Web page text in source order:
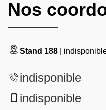
Nos
Stand 188 |
indisponible
indisponible